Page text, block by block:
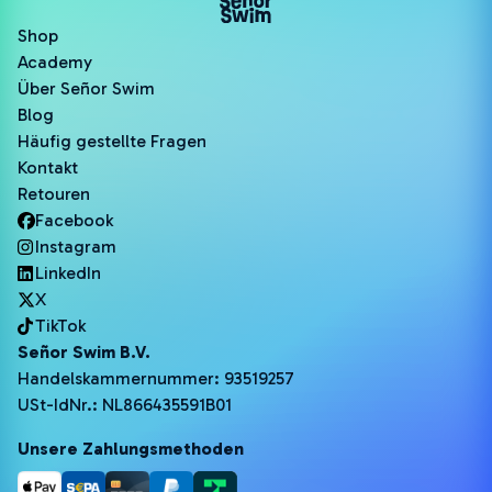
Shop
Academy
Über Señor Swim
Blog
Häufig gestellte Fragen
Kontakt
Retouren
Facebook
Instagram
LinkedIn
X
TikTok
Señor Swim B.V.
Handelskammernummer: 93519257
USt-IdNr.: NL866435591B01
Unsere Zahlungsmethoden